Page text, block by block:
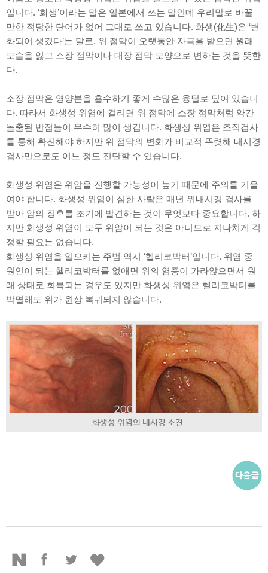
입니다. ‘화생’이라는 말은 일본에서 쓰는 말인데 우리말로 바꿀
만한 적당한 단어가 없어 그대로 쓰고 있습니다. 화생(化生)은 ‘변
화되어 생겼다’는 말로, 위 점막이 오랫동안 자극을 받으면 원래
모습을 잃고 소장 점막이나 대장 점막 모양으로 변하는 것을 뜻한
다.
소장 점막은 영양분을 흡수하기 좋게 수많은 융털로 덮여 있습니
다. 따라서 화생성 위염에 걸리면 위 점막에 소장 점막처럼 약간
돌출된 반점들이 무수히 많이 생깁니다. 화생성 위염은 조직검사
를 통해 확진해야 하지만 위 점막의 변화가 비교적 뚜렷해 내시경
검사만으로도 어느 정도 진단할 수 있습니다.
화생성 위염은 위암을 진행할 가능성이 높기 때문에 주의를 기울
여야 합니다. 화생성 위염이 심한 사람은 매년 위내시경 검사를
받아 암의 징후를 조기에 발견하는 것이 무엇보다 중요합니다. 하
지만 화생성 위염이 모두 위암이 되는 것은 아니므로 지나치게 걱
정할 필요는 없습니다.
화생성 위염을 일으키는 주범 역시 ‘헬리코박터’입니다. 위염 중
원인이 되는 헬리코박터를 없애면 위의 염증이 가라앉으면서 원
래 상태로 회복되는 경우도 있지만 화생성 위염은 헬리코박터를
박멸해도 위가 원상 복귀되지 않습니다.